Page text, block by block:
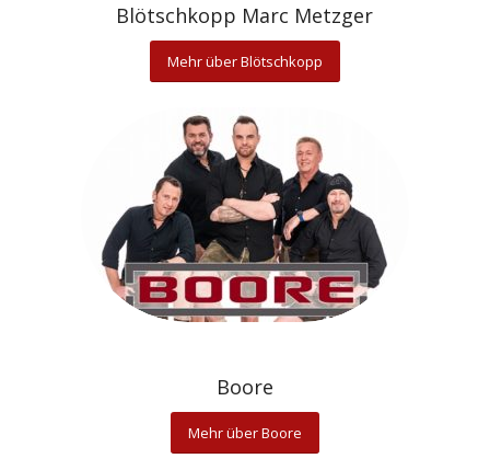
Blötschkopp Marc Metzger
Mehr über Blötschkopp
Boore
Mehr über Boore